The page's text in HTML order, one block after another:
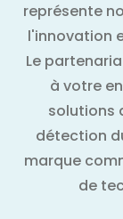
représente
l'innovation
Le
à votre
solutions
détection
marque
de